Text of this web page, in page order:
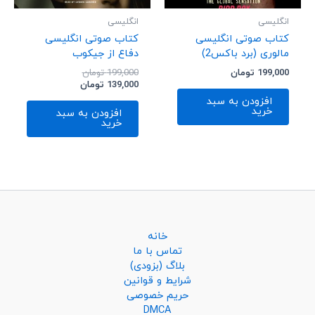
انگلیسی
کتاب صوتی انگلیسی
مالوری (برد باکس2)
199,000 تومان
افزودن به سبد
خرید
انگلیسی
کتاب صوتی انگلیسی
دفاع از جیکوب
199,000 تومان
139,000 تومان
افزودن به سبد
خرید
خانه
تماس با ما
بلاگ (بزودی)
شرایط و قوانین
حریم خصوصی
DMCA